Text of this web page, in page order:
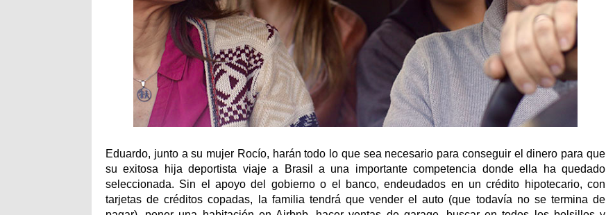
Eduardo, junto a su mujer Rocío, harán todo lo que sea necesario para conseguir el dinero para que
su exitosa hija deportista viaje a Brasil a una importante competencia donde ella ha quedado
seleccionada. Sin el apoyo del gobierno o el banco, endeudados en un crédito hipotecario, con
tarjetas de créditos copadas, la familia tendrá que vender el auto (que todavía no se termina de